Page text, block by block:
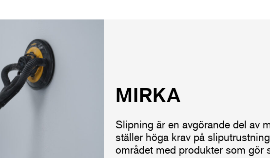
MIRKA
Slipning är en avgörande del av
ställer höga krav på
området med produkter som gör